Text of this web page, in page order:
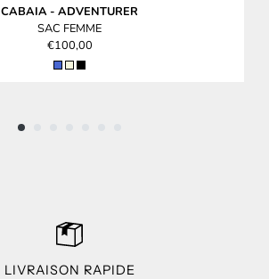
CABAIA- ADVENTURER
SAC FEMME
€100,00
LIVRAISON RAPIDE